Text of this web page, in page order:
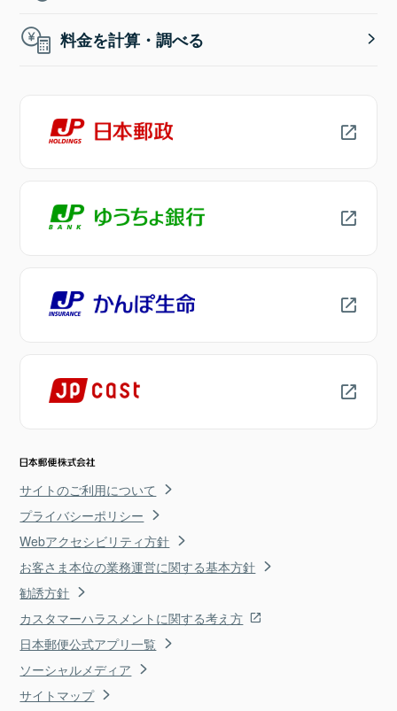
料金を計算・調べる
サイトのご利用について
プライバシーポリシー
Webアクセシビリティ方針
お客さま本位の業務運営に関する基本方針
勧誘方針
カスタマーハラスメントに関する考え方
日本郵便公式アプリ一覧
ソーシャルメディア
サイトマップ